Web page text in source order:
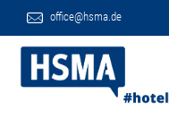
office@hsma.de